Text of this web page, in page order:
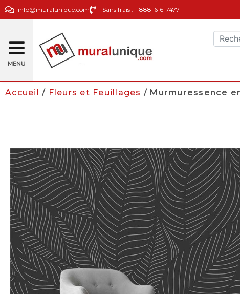
info@muralunique.com Sans frais : 1-888-616-7477
MENU
Accueil / Fleurs et Feuillages / Murmuressence